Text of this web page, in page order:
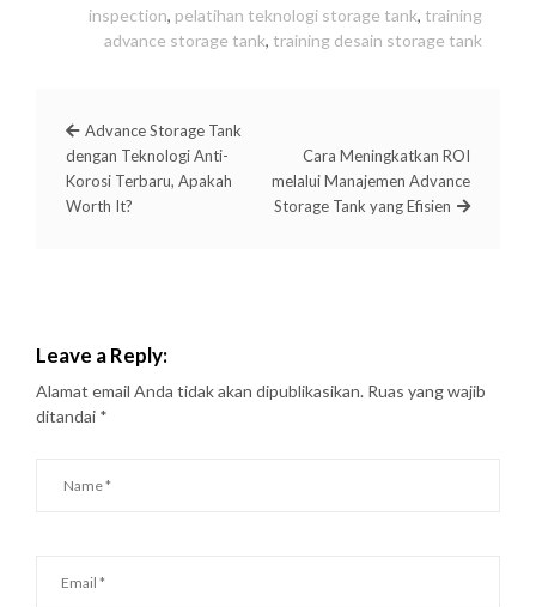
inspection, pelatihan teknologi storage tank, training
advance storage tank, training desain storage tank
Advance Storage Tank
dengan Teknologi Anti-
Korosi Terbaru, Apakah
Worth It?
Cara Meningkatkan ROI
melalui Manajemen Advance
Storage Tank yang Efisien
Leave a Reply:
Alamat email Anda tidak akan dipublikasikan. Ruas yang wajib
ditandai *